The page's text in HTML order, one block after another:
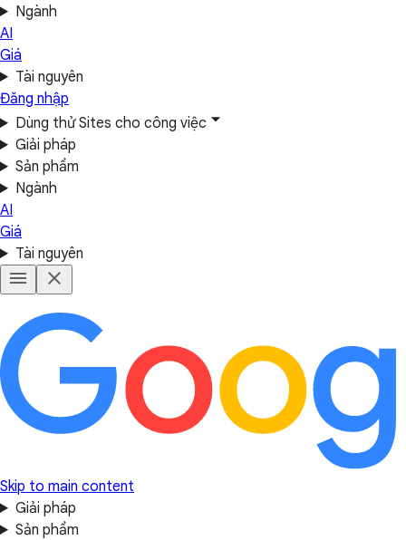
Ngành
AI
Giá
Tài nguyên
Đăng nhập
Dùng thử Sites cho công việc
Giải pháp
Sản phẩm
Ngành
AI
Giá
Tài nguyên
Skip to main content
Giải pháp
Sản phẩm